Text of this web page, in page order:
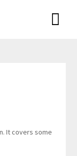
It covers some